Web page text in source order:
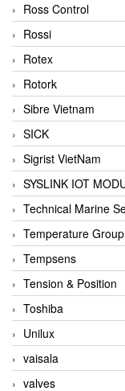
Ross Control
Rossi
Rotex
Rotork
Sibre Vietnam
SICK
Sigrist VietNam
SYSLINK IOT
Technical Marine
Temperature Group
Tempsens
Tension & Position
Toshiba
Unilux
vaisala
valves